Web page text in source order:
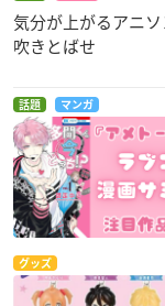
気分が上がるアニ
吹きとばせ
話題 マンガ
グッズ